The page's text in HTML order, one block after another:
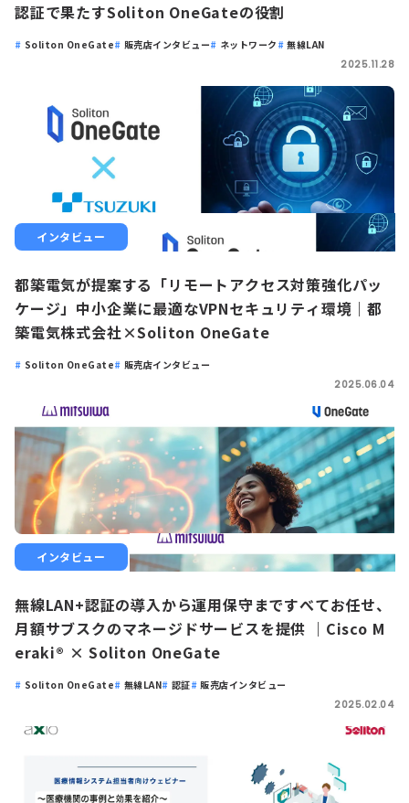
認証で果たすSoliton OneGateの役割
Soliton OneGate 販売店インタビュー ネットワーク
無線LAN
2025.11.28
インタビュー
都築電気が提案する「リモートアクセス対策強化パッ
ケージ」中小企業に最適なVPNセキュリティ環境｜都
築電気株式会社×Soliton OneGate
Soliton OneGate
販売店インタビュー
2025.06.04
インタビュー
無線LAN+認証の導入から運用保守まですべてお任せ、
月額サブスクのマネージドサービスを提供 ｜Cisco M
eraki® × Soliton OneGate
Soliton OneGate 無線LAN 認証
販売店インタビュー
2025.02.04